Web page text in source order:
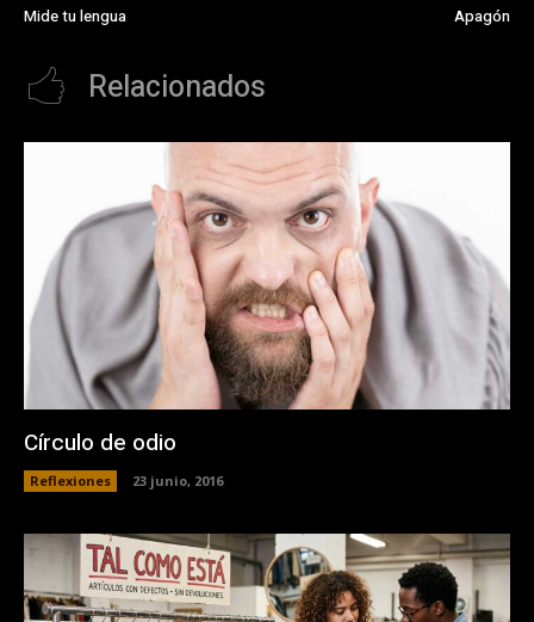
Mide tu lengua Apagón
Relacionados
Círculo de odio
Reflexiones 23 junio, 2016